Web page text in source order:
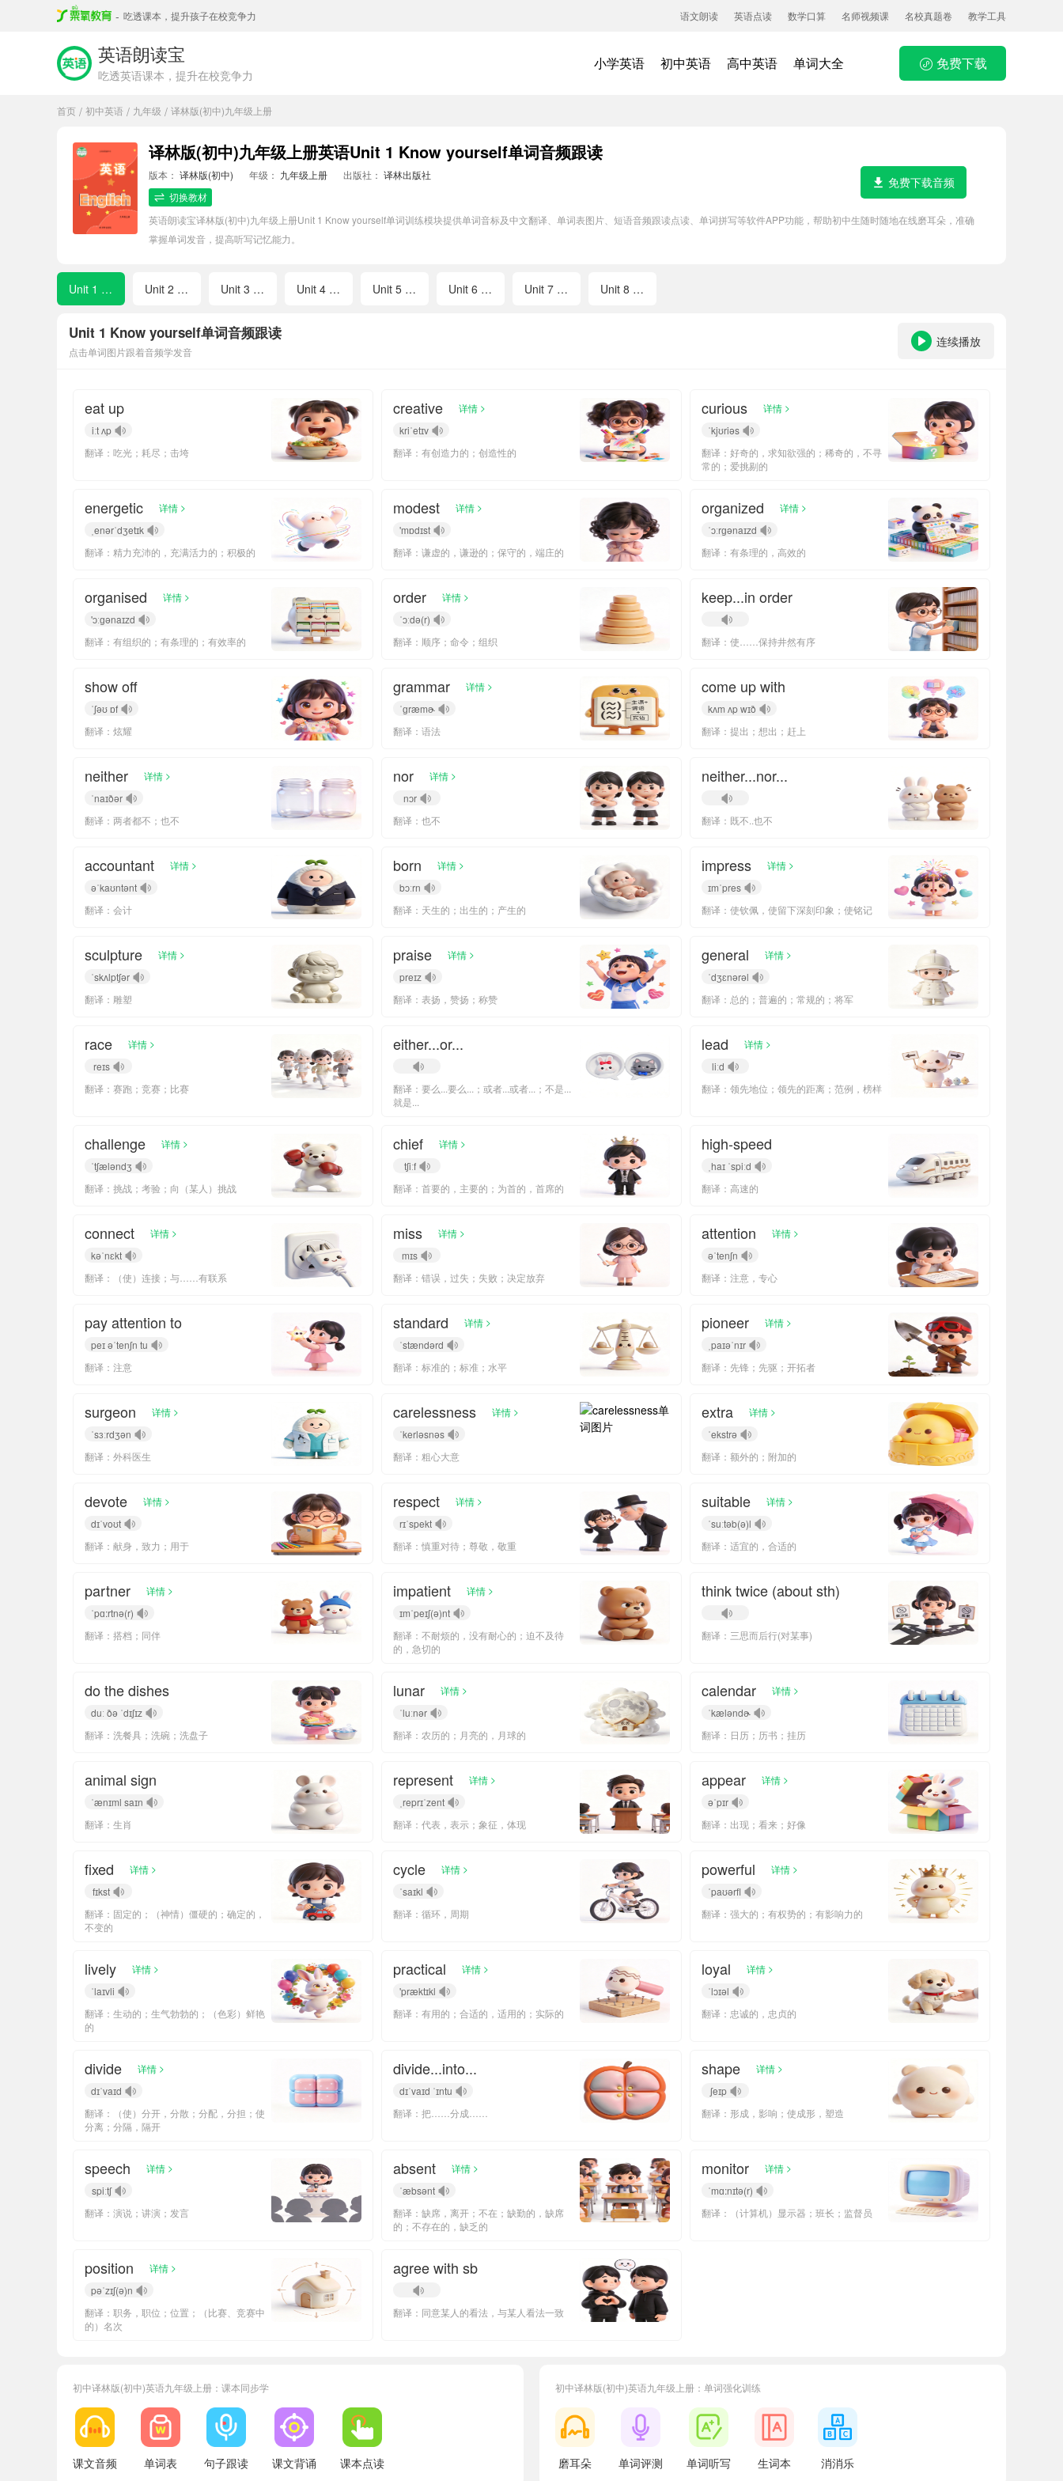
- 吃透课本，提升孩子在校竞争力 语文朗读 英语点读 数学口算 名师视频课 名校真题卷 教学工具
英语朗读宝
吃透英语课本，提升在校竞争力
小学英语 初中英语 高中英语 单词大全 免费下载
首页 / 初中英语 / 九年级 / 译林版(初中)九年级上册
译林版(初中)九年级上册英语Unit 1 Know yourself单词音频跟读
版本： 译林版(初中) 年级： 九年级上册 出版社： 译林出版社
切换教材
英语朗读宝译林版(初中)九年级上册Unit 1 Know yourself单词训练模块提供单词音标及中文翻译、单词表图片、短语音频跟读点读、单词拼写等软件APP功能，帮助初中生随时随地在线磨耳朵，准确
掌握单词发音，提高听写记忆能力。
免费下载音频
Unit 1 Know yourself Unit 2 Colours Unit 3 Teenage problems Unit 4 Growing up Unit 5 Art world Unit 6 TV programmes Unit 7 Films Unit 8 Detective stories
Unit 1 Know yourself单词音频跟读
点击单词图片跟着音频学发音
连续播放
eat up
iːt ʌp
翻译：吃光；耗尽；击垮
creative 详情 >
kriˈetɪv
翻译：有创造力的；创造性的
curious 详情 >
ˈkjʊriəs
翻译：好奇的，求知欲强的；稀奇的，不寻
常的；爱挑剔的
energetic 详情 >
ˌenərˈdʒetɪk
翻译：精力充沛的，充满活力的；积极的
modest 详情 >
'mɒdɪst
翻译：谦虚的，谦逊的；保守的，端庄的
organized 详情 >
ˈɔːrɡənaɪzd
翻译：有条理的，高效的
organised 详情 >
'ɔːɡənaɪzd
翻译：有组织的；有条理的；有效率的
order 详情 >
ˈɔːdə(r)
翻译：顺序；命令；组织
keep...in order
翻译：使……保持井然有序
show off
ˈʃəʊ ɒf
翻译：炫耀
grammar 详情 >
ˈɡræmɚ
翻译：语法
come up with
kʌm ʌp wɪð
翻译：提出；想出；赶上
neither 详情 >
ˈnaɪðər
翻译：两者都不；也不
nor 详情 >
nɔr
翻译：也不
neither...nor...
翻译：既不..也不
accountant 详情 >
əˈkaʊntənt
翻译：会计
born 详情 >
bɔːrn
翻译：天生的；出生的；产生的
impress 详情 >
ɪmˈpres
翻译：使钦佩，使留下深刻印象；使铭记
sculpture 详情 >
ˈskʌlptʃər
翻译：雕塑
praise 详情 >
preɪz
翻译：表扬，赞扬；称赞
general 详情 >
ˈdʒɛnərəl
翻译：总的；普遍的；常规的；将军
race 详情 >
reɪs
翻译：赛跑；竞赛；比赛
either...or...
翻译：要么...要么...；或者...或者...；不是...
就是...
lead 详情 >
liːd
翻译：领先地位；领先的距离；范例，榜样
challenge 详情 >
ˈtʃæləndʒ
翻译：挑战；考验；向（某人）挑战
chief 详情 >
tʃiːf
翻译：首要的，主要的；为首的，首席的
high-speed
ˌhaɪ ˈspiːd
翻译：高速的
connect 详情 >
kəˈnɛkt
翻译：（使）连接；与……有联系
miss 详情 >
mɪs
翻译：错误，过失；失败；决定放弃
attention 详情 >
əˈtenʃn
翻译：注意，专心
pay attention to
peɪ əˈtenʃn tu
翻译：注意
standard 详情 >
ˈstændərd
翻译：标准的；标准；水平
pioneer 详情 >
ˌpaɪəˈnɪr
翻译：先锋；先驱；开拓者
surgeon 详情 >
ˈsɜːrdʒən
翻译：外科医生
carelessness 详情 >
ˈkerləsnəs
翻译：粗心大意
extra 详情 >
ˈekstrə
翻译：额外的；附加的
devote 详情 >
dɪˈvoʊt
翻译：献身，致力；用于
respect 详情 >
rɪˈspekt
翻译：慎重对待；尊敬，敬重
suitable 详情 >
ˈsuːtəb(ə)l
翻译：适宜的，合适的
partner 详情 >
ˈpɑ:rtnə(r)
翻译：搭档；同伴
impatient 详情 >
ɪmˈpeɪʃ(ə)nt
翻译：不耐烦的，没有耐心的；迫不及待
的，急切的
think twice (about sth)
翻译：三思而后行(对某事)
do the dishes
duː ðə ˈdɪʃɪz
翻译：洗餐具；洗碗；洗盘子
lunar 详情 >
ˈluːnər
翻译：农历的；月亮的，月球的
calendar 详情 >
ˈkæləndɚ
翻译：日历；历书；挂历
animal sign
ˈænɪml saɪn
翻译：生肖
represent 详情 >
ˌreprɪˈzent
翻译：代表，表示；象征，体现
appear 详情 >
əˈpɪr
翻译：出现；看来；好像
fixed 详情 >
fɪkst
翻译：固定的；（神情）僵硬的；确定的，
不变的
cycle 详情 >
ˈsaɪkl
翻译：循环，周期
powerful 详情 >
ˈpaʊərfl
翻译：强大的；有权势的；有影响力的
lively 详情 >
ˈlaɪvli
翻译：生动的；生气勃勃的；（色彩）鲜艳
的
practical 详情 >
'præktɪkl
翻译：有用的；合适的，适用的；实际的
loyal 详情 >
ˈlɔɪəl
翻译：忠诚的，忠贞的
divide 详情 >
dɪˈvaɪd
翻译：（使）分开，分散；分配，分担；使
分离；分隔，隔开
divide...into...
dɪˈvaɪd ˈɪntu
翻译：把……分成……
shape 详情 >
ʃeɪp
翻译：形成，影响；使成形，塑造
speech 详情 >
spiːtʃ
翻译：演说；讲演；发言
absent 详情 >
ˈæbsənt
翻译：缺席，离开；不在；缺勤的，缺席
的；不存在的，缺乏的
monitor 详情 >
ˈmɑ:nɪtə(r)
翻译：（计算机）显示器；班长；监督员
position 详情 >
pəˈzɪʃ(ə)n
翻译：职务，职位；位置；（比赛、竞赛中
的）名次
agree with sb
翻译：同意某人的看法，与某人看法一致
初中译林版(初中)英语九年级上册：课本同步学
课文音频 单词表 句子跟读 课文背诵 课本点读
初中译林版(初中)英语九年级上册：单词强化训练
磨耳朵 单词评测 单词听写 生词本 消消乐
小宝817464 正在学习 牛津译林版七年级上册Unit 8 Detective stories单词 小宝527596 牛津译林版八年级上册Unit 4 Growing up单词 小宝604936 正在学习
小宝273646
正在学习 牛津译林版八年级上册Unit 8 Detective stories单词 小宝794061 牛津译林版八年级上册Unit 2 Colours单词 小宝679248 正在学习 牛津译林版八年级上册Unit 5 Art world单词